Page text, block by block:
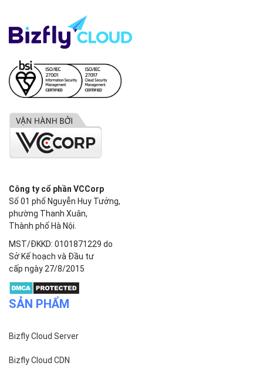
Công ty cổ phần VCCorp
Số 01 phố Nguyễn Huy Tưởng,
Thành phố Hà Nội.
MST/ĐKKD: 0101871229 do
cấp ngày 27/8/2015
Bizfly Cloud Server